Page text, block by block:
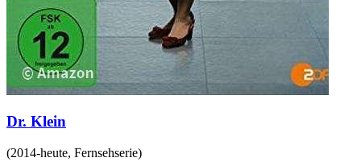
Dr. Klein
(2014-heute, Fernsehserie)